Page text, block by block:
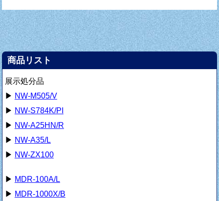
商品リスト
展示処分品
▶ NW-M505/V
▶ NW-S784K/PI
▶ NW-A25HN/R
▶ NW-A35/L
▶ NW-ZX100
▶ MDR-100A/L
▶ MDR-1000X/B